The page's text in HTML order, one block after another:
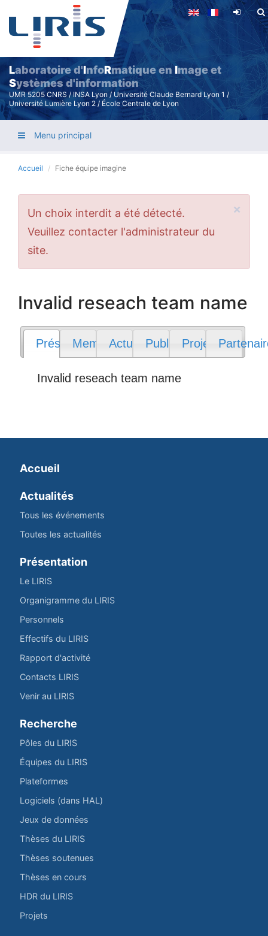
Aller
contenu
principal
Laboratoire d'InfoRmatique enImage et
Systèmes d'information
UMR 5205 CNRS / INSA Lyon / Université Claude Bernard Lyon 1 /
Université Lumière Lyon 2 / École Centrale de Lyon
Menu principal
Accueil Fiche équipe imagine
×
Message
d'erreur
Un choix interdit a été détecté.
Veuillez contacter l'administrateur du
site.
Invalid reseach team name
PrésentationMembresActualitésPublications
Projets
Invalid reseach team name
Accueil
Actualités
Tous les événements
Toutes les actualités
Présentation
Le LIRIS
Organigramme du LIRIS
Personnels
Effectifs du LIRIS
Rapport d'activité
Contacts LIRIS
Venir au LIRIS
Recherche
Pôles du LIRIS
Équipes du LIRIS
Plateformes
Logiciels (dans HAL)
Jeux de données
Thèses du LIRIS
Thèses soutenues
Thèses en cours
HDR du LIRIS
Projets